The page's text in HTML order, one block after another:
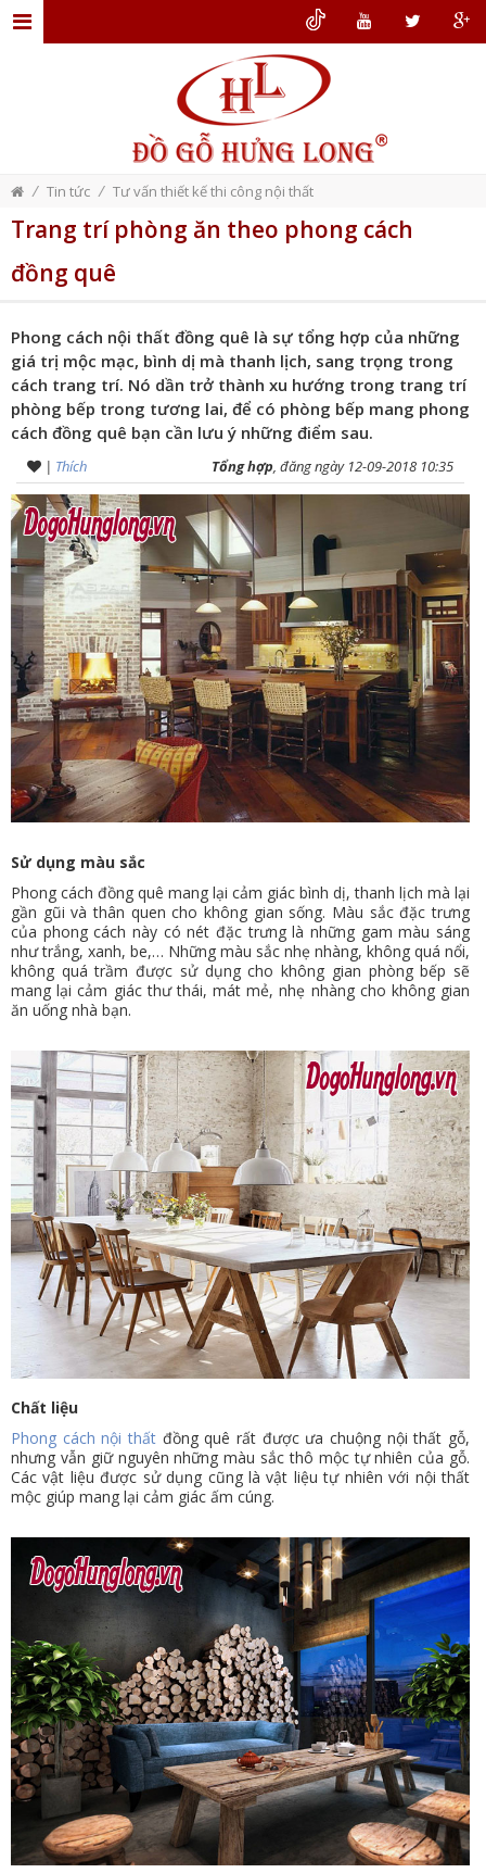
ĐỒ
GỖ
NỘI
THIẾT
KẾ
NỘI
DỊCH
VỤ
TIN
TỨC
HỆ
THỐNG
CỬA
HÀNG
TRỢ
GIÚP
HỆ
GIỎ
HÀNG
/ Tin tức / Tư vấn thiết kế thi công nội thất
Trang trí phòng ăn theo phong cách
đồng quê
Phong cách nội thất đồng quê là sự tổng hợp của những
giá trị mộc mạc, bình dị mà thanh lịch, sang trọng trong
cách trang trí. Nó dần trở thành xu hướng trong trang trí
phòng bếp trong tương lai, để có phòng bếp mang phong
cách đồng quê bạn cần lưu ý những điểm sau.
| Thích Tổng hợp, đăng ngày 12-09-2018 10:35
Sử dụng màu sắc
Phong cách đồng quê mang lại cảm giác bình dị, thanh lịch mà lại
gần gũi và thân quen cho không gian sống. Màu sắc đặc trưng
của phong cách này có nét đặc trưng là những gam màu sáng
như trắng, xanh, be,… Những màu sắc nhẹ nhàng, không quá nổi,
không quá trầm được sử dụng cho không gian phòng bếp sẽ
mang lại cảm giác thư thái, mát mẻ, nhẹ nhàng cho không gian
ăn uống nhà bạn.
Chất liệu
Phong cách nội thất đồng quê rất được ưa chuộng nội thất gỗ,
nhưng vẫn giữ nguyên những màu sắc thô mộc tự nhiên của gỗ.
Các vật liệu được sử dụng cũng là vật liệu tự nhiên với nội thất
mộc giúp mang lại cảm giác ấm cúng.